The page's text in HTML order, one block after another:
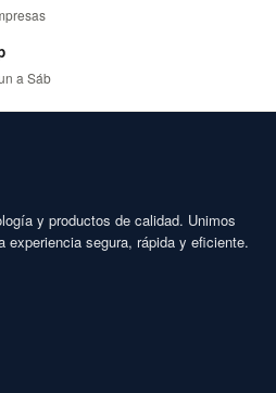
a Sáb
y productos de calidad. Unimos
experiencia segura, rápida y eficiente.